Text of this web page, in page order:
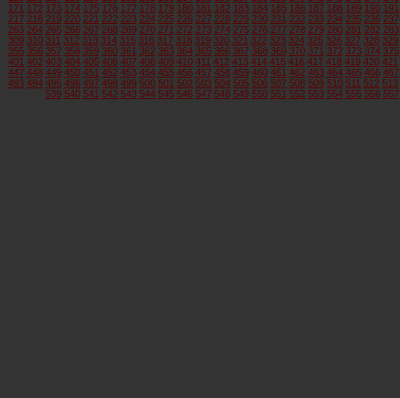
171 172 173 174 175 176 177 178 179 180 181 182 183 184 185 186 187 188 189 190 191
217 218 219 220 221 222 223 224 225 226 227 228 229 230 231 232 233 234 235 236 237
263 264 265 266 267 268 269 270 271 272 273 274 275 276 277 278 279 280 281 282 283
309 310 311 312 313 314 315 316 317 318 319 320 321 322 323 324 325 326 327 328 329
355 356 357 358 359 360 361 362 363 364 365 366 367 368 369 370 371 372 373 374 375
401 402 403 404 405 406 407 408 409 410 411 412 413 414 415 416 417 418 419 420 421
447 448 449 450 451 452 453 454 455 456 457 458 459 460 461 462 463 464 465 466 467
493 494 495 496 497 498 499 500 501 502 503 504 505 506 507 508 509 510 511 512 513
539 540 541 542 543 544 545 546 547 548 549 550 551 552 553 554 555 556 557